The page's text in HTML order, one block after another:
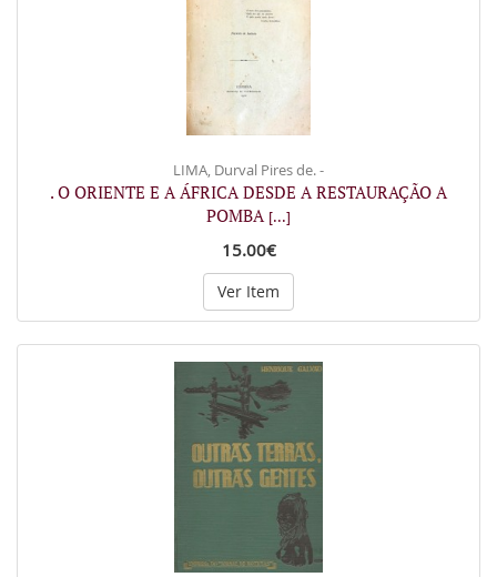
LIMA, Durval Pires de. -
. O ORIENTE E A ÁFRICA DESDE A RESTAURAÇÃO A
POMBA [...]
15.00€
Ver Item